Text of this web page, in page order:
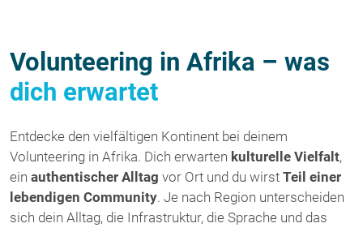
Volunteering in Afrika – was
dich erwartet
Entdecke den vielfältigen Kontinent bei deinem
Volunteering in Afrika. Dich erwarten kulturelle Vielfalt,
ein authentischer Alltag vor Ort und du wirst Teil einer
lebendigen Community. Je nach Region unterscheiden
sich dein Alltag, die Infrastruktur, die Sprache und das